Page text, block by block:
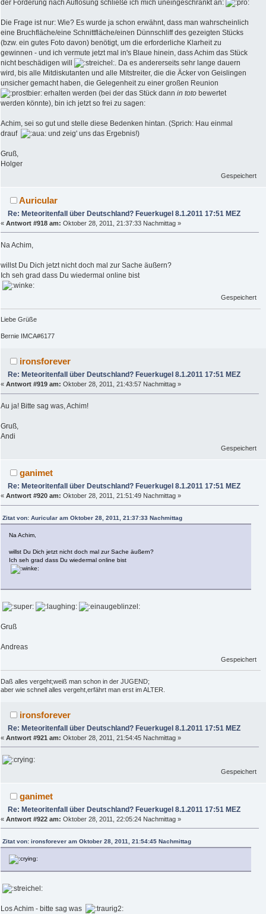
der Forderung nach Auflösung schließe ich mich uneingeschränkt an:
Die Frage ist nur: Wie? Es wurde ja schon erwähnt, dass man wahrscheinlich
eine Bruchfläche/eine Schnittfläche/einen Dünnschliff des gezeigten Stücks
(bzw. ein gutes Foto davon) benötigt, um die erforderliche Klarheit zu
gewinnen - und ich vermute jetzt mal in's Blaue hinein, dass Achim das Stück
nicht beschädigen will
. Da es andererseits sehr lange dauern
wird, bis alle Mitdiskutanten und alle Mitstreiter, die die Äcker von Geislingen
unsicher gemacht haben, die Gelegenheit zu einer großen Reunion
erhalten werden (bei der das Stück dann in toto bewertet
werden könnte), bin ich jetzt so frei zu sagen:
Achim, sei so gut und stelle diese Bedenken hintan. (Sprich: Hau einmal
drauf
und zeig' uns das Ergebnis!)
Gruß,
Holger
Gespeichert
Auricular
Re: Meteoritenfall über Deutschland? Feuerkugel 8.1.2011 17:51 MEZ
« Antwort #918 am: Oktober 28, 2011, 21:37:33 Nachmittag »
Na Achim,
willst Du Dich jetzt nicht doch mal zur Sache äußern?
Ich seh grad dass Du wiedermal online bist
Gespeichert
Liebe Grüße
Bernie IMCA#6177
ironsforever
Re: Meteoritenfall über Deutschland? Feuerkugel 8.1.2011 17:51 MEZ
« Antwort #919 am: Oktober 28, 2011, 21:43:57 Nachmittag »
Au ja! Bitte sag was, Achim!
Gruß,
Andi
Gespeichert
ganimet
Re: Meteoritenfall über Deutschland? Feuerkugel 8.1.2011 17:51 MEZ
« Antwort #920 am: Oktober 28, 2011, 21:51:49 Nachmittag »
Zitat von: Auricular am Oktober 28, 2011, 21:37:33 Nachmittag
Na Achim,
willst Du Dich jetzt nicht doch mal zur Sache äußern?
Ich seh grad dass Du wiedermal online bist
Gruß
Andreas
Gespeichert
Daß alles vergeht;weiß man schon in der JUGEND;
aber wie schnell alles vergeht,erfährt man erst im ALTER.
ironsforever
Re: Meteoritenfall über Deutschland? Feuerkugel 8.1.2011 17:51 MEZ
« Antwort #921 am: Oktober 28, 2011, 21:54:45 Nachmittag »
Gespeichert
ganimet
Re: Meteoritenfall über Deutschland? Feuerkugel 8.1.2011 17:51 MEZ
« Antwort #922 am: Oktober 28, 2011, 22:05:24 Nachmittag »
Zitat von: ironsforever am Oktober 28, 2011, 21:54:45 Nachmittag
Los Achim - bitte sag was